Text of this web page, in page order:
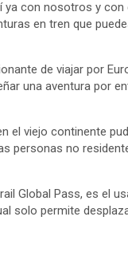
ya con nosotros y con
en tren que
de viajar por
una aventura por
el viejo continente
personas no
Global Pass, es el
solo permite